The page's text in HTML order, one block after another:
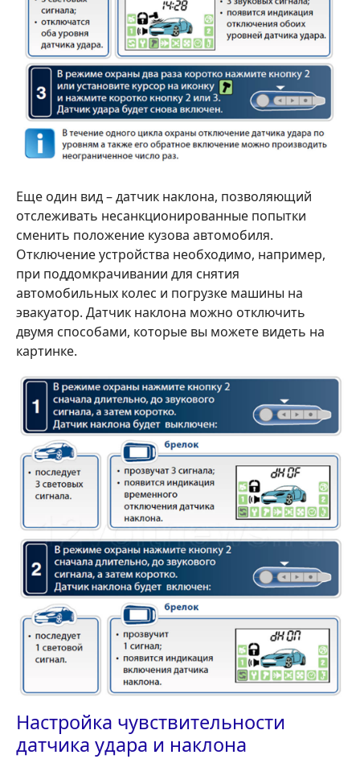
Еще один вид – датчик наклона, позволяющий
отслеживать несанкционированные попытки
сменить положение кузова автомобиля.
Отключение устройства необходимо, например,
при поддомкрачивании для снятия
автомобильных колес и погрузке машины на
эвакуатор. Датчик наклона можно отключить
двумя способами, которые вы можете видеть на
картинке.
Настройка чувствительности
датчика удара и наклона